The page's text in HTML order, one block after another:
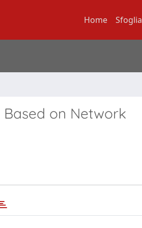
Home Sfoglia
on Network